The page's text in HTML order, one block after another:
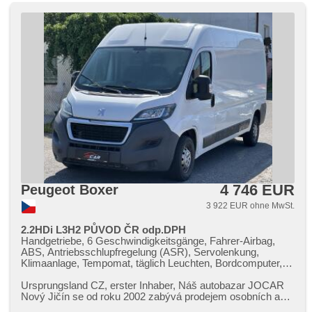
Peugeot Boxer 4 746 EUR
3 922 EUR ohne MwSt.
2.2HDi L3H2 PŮVOD ČR odp.DPH
Handgetriebe, 6 Geschwindigkeitsgänge, Fahrer-Airbag,
ABS, Antriebsschlupfregelung (ASR), Servolenkung,
Klimaanlage, Tempomat, täglich Leuchten, Bordcomputer,
Bluetooth, El. Vorderscheiben, El. Spiegel, Wegfahrsperre,
Zentralverriegelung mit Funkfernbedienung,
Ursprungsland CZ,​ erster Inhaber,​ Náš autobazar JOCAR
Nový Jičín se od roku 2002 zabývá prodejem osobních a